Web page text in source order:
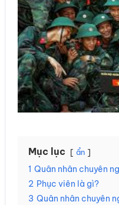
Mục lục ẩn
1 Quân nhân chuyên
2 Phục viên là gì?
3 Quân nhân chuyên